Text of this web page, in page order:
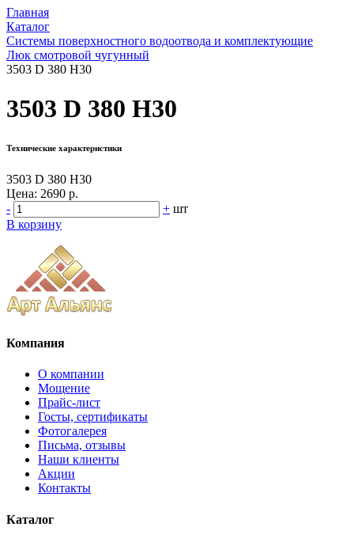
Главная
Каталог
Системы поверхностного водоотвода и комплектующие
Люк смотровой чугунный
3503 D 380 H30
3503 D 380 H30
Технические характеристики
3503 D 380 H30
Цена: 2690 р.
-
+ шт
В корзину
Компания
О компании
Мощение
Прайс-лист
Госты, сертификаты
Фотогалерея
Письма, отзывы
Наши клиенты
Акции
Контакты
Каталог